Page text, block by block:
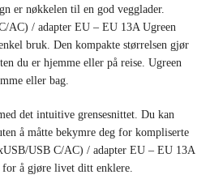
er nøkkelen til en god vegglader.
AC) / adapter EU – EU 13A Ugreen
bruk. Den kompakte størrelsen gjør
du er hjemme eller på reise. Ugreen
eller bag.
det intuitive grensesnittet. Du kan
å måtte bekymre deg for kompliserte
USB C/AC) / adapter EU – EU 13A
å gjøre livet ditt enklere.